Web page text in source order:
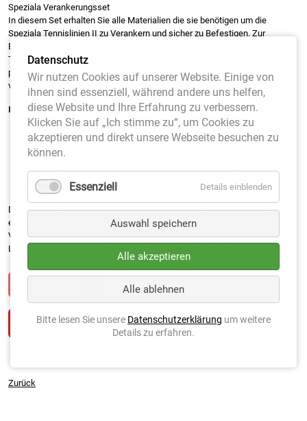
Speziala Verankerungsset
In diesem Set erhalten Sie alle Materialien die sie benötigen um die
Speziala Tennislinien II zu Verankern und sicher zu Befestigen. Zur
Befestigung benötigen Sie ein Ratschenspanngerät, dass extra für die
Tennisplatzlinien konsturiert wurde. Bitte beachten Sie, dass sie das
passende Verankerungsset II nur mit den Tennislinien Speziala II
verwenden können.
Im Set enthalten sind:
18 x Rohranker aus hochwertigem Edelstahl
8 x Endfixierungen in 4 cm Breite aus widerstandsfähigem
Kunststoff
10 x Endfixierungen in 5 cm Breite aus widerstandsfähigem
Kunststoff
Das Hochstehen der Linien an den Endpunkten wird du die Verwendung
eines äußerst widerstandsfähigen Kunststoffes verhindert. Die
Verwendung dieser Materialien und der absolut sicheren Verspannung der
Linien, erleben Sie einen großen Fortschritt im Bereich der Linienbänder.
Zurück
Datenschutz
Wir nutzen Cookies auf unserer Website. Einige von
ihnen sind essenziell, während andere uns helfen,
diese Website und Ihre Erfahrung zu verbessern.
Klicken Sie auf „Ich stimme zu“, um Cookies zu
akzeptieren und direkt unsere Webseite besuchen zu
können.
Essenziell Details einblenden
Auswahl speichern
Alle akzeptieren
Alle ablehnen
Bitte lesen Sie unsere Datenschutzerklärung um weitere
Details zu erfahren.